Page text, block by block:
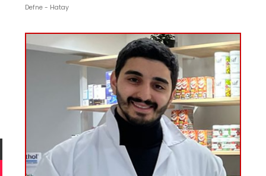
Defne - Hatay